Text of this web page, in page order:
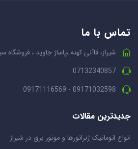
تماس با ما
شیراز، قاآنی کهنه ،پاساژ جاوید ، فروشگاه
07132340857
09171032598 - 09171116569
جدیدترین مقالات
انواع اتوماتیک ژنراتورها و موتور برق در شیراز